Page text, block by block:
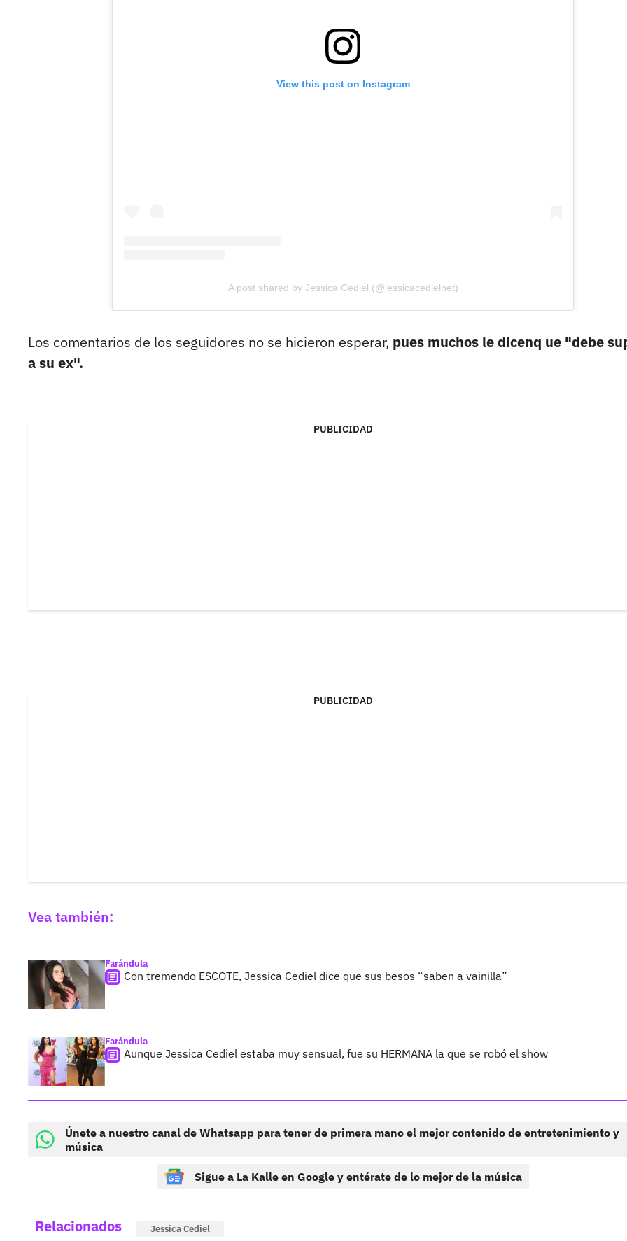
View this post on Instagram
A post shared by Jessica Cediel (@jessicacedielnet)
Los comentarios de los seguidores no se hicieron esperar, pues muchos le dicenq ue "debe
a su ex".
PUBLICIDAD
PUBLICIDAD
Vea también:
Farándula
Con tremendo ESCOTE, Jessica Cediel dice que sus besos “saben a vainilla”
Farándula
Aunque Jessica Cediel estaba muy sensual, fue su HERMANA la que se robó el show
Únete a nuestro canal de Whatsapp para tener de primera mano el mejor contenido de entretenimiento y
música
Sigue a La Kalle en Google y entérate de lo mejor de la música
Relacionados Jessica Cediel